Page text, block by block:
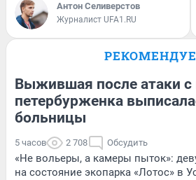
Антон Селиверстов
Журналист UFA1.RU
Выжившая после атаки с
петербурженка
больницы
5 часов 2 708 Обсудить
«Не вольеры, а камеры пыток»:
на состояние экопарка «Лотос» в